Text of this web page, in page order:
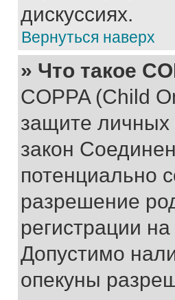
дискуссиях.
Вернуться наверх
» Что такое
COPPA (Child
защите личных
закон
потенциально
разрешение
регистрации
Допустимо
опекуны